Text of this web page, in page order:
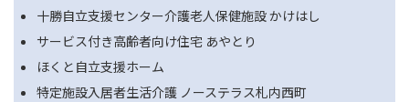
十勝自立支援センター介護老人保健施設 かけはし
サービス付き高齢者向け住宅 あやとり
ほくと自立支援ホーム
特定施設入居者生活介護 ノーステラス札内西町